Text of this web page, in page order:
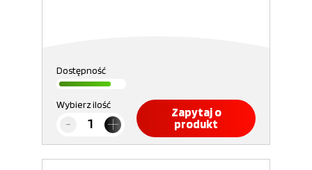
Dostępność
Wybierz ilość
Zapytaj o
produkt